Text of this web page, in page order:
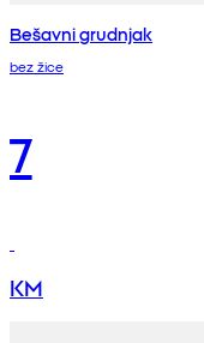
Bešavni grudnjak
bez žice
7
KM